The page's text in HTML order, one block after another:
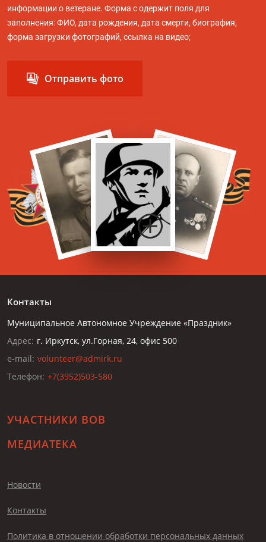
информации о ветеране. Форма с одержит поля для
заполнения: ФИО, дата рождения, дата смерти, биография,
форма загрузки фотографий, ссылка на видео;
Отправить фото
Контакты
Муниципальное Автономное Учреждение «Праздник»
Адрес: г. Иркутск, ул.Горная, 24, офис 500
e-mail: volunteer@admirk.ru
Телефон: +7(3952)503-580
УЧАСТНИКИ ВОВ
МЕДИАТЕКА
Новости
Контакты
Политика в отношении обработки персональных данных